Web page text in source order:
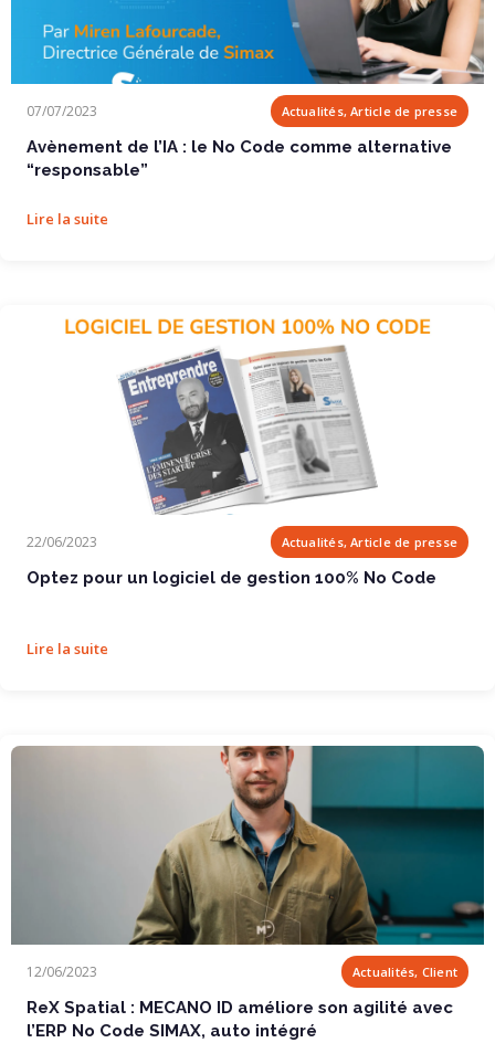
07/07/2023 Actualités, Article de presse
Avènement de l’IA : le No Code comme alternative
“responsable”
Lire la suite
Optez pour un logiciel de gestion 100% No Code
22/06/2023 Actualités, Article de presse
Optez pour un logiciel de gestion 100% No Code
Lire la suite
12/06/2023 Actualités, Client
ReX Spatial : MECANO ID améliore son agilité avec
l’ERP No Code SIMAX, auto intégré